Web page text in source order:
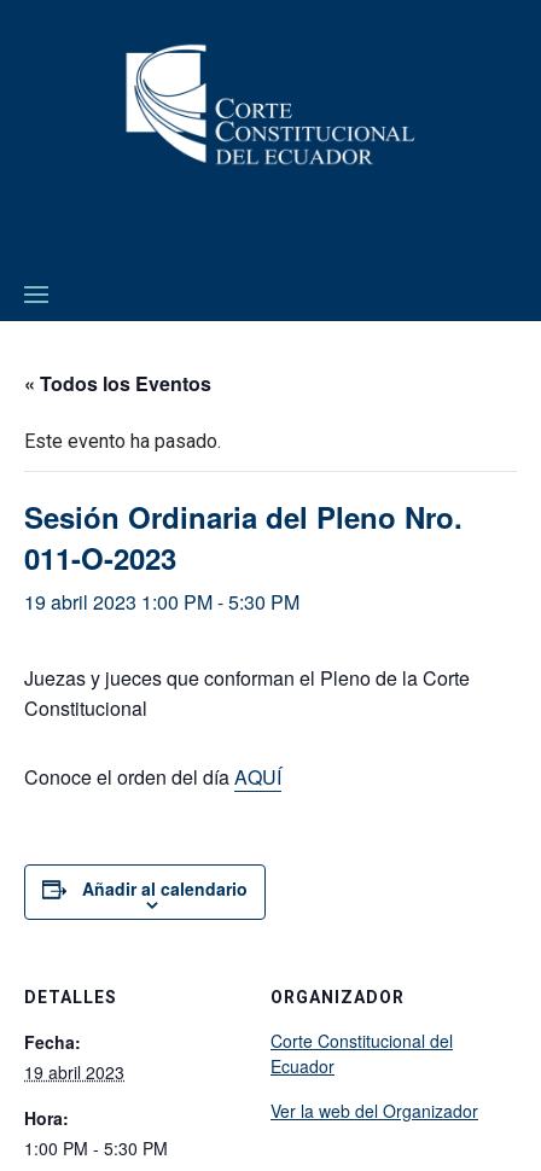
« Todos los Eventos
Este evento ha pasado.
Sesión Ordinaria del Pleno Nro.
011-O-2023
19 abril 2023 1:00 PM-5:30 PM
Juezas y jueces que conforman el Pleno de la Corte
Constitucional
Conoce el orden del díaAQUÍ
Añadir al calendario
DETALLES
Fecha:
19 abril 2023
Hora:
1:00 PM - 5:30 PM
ORGANIZADOR
Corte Constitucional del
Ecuador
Ver la web del Organizador